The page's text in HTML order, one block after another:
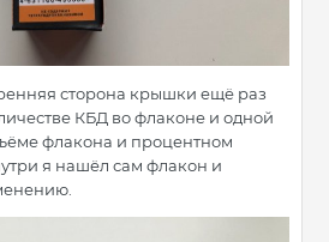
сторона крышки ещё раз
КБД во флаконе и одной
флакона и процентном
я нашёл сам флакон и